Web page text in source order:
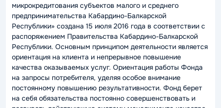
микрокредитования субъектов малого и среднего
предпринимательства Кабардино-Балкарской
Республики» создана 15 июля 2016 года в соответствии с
распоряжением Правительства Кабардино-Балкарской
Республики. Основным принципом деятельности является
ориентация на клиента и непрерывное повышение
качества оказываемых услуг. Ориентация работы Фонда
на запросы потребителя, уделяя особое внимание
постоянному повышению результативности. Фонд берет
на себя обязательства постоянно совершенствовать и